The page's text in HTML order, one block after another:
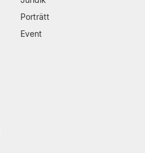
Porträtt
Event